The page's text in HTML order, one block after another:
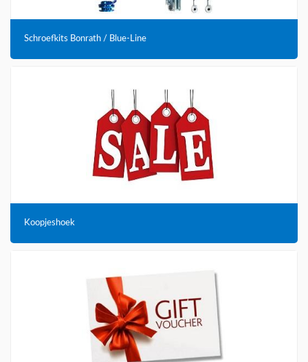
Schroefkits Bonrath / Blue-Line
Koopjeshoek